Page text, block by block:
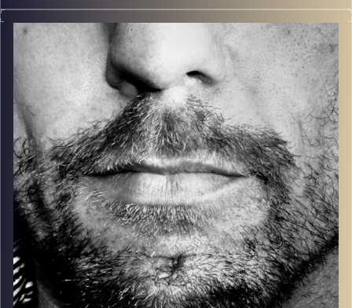
זיפים, מוזיקה מחוספסת של הופעות חיות. הרבה ג'אם, רוק,
בלוז, bluegrass, ג'אז, Fאנק, פרוגרסיב ואפילו אלקטרוניקה.
כל מה שחי, אמיתי ונושם.
עם שמוליק רגב.
קרדיט תמונות: David Goehring